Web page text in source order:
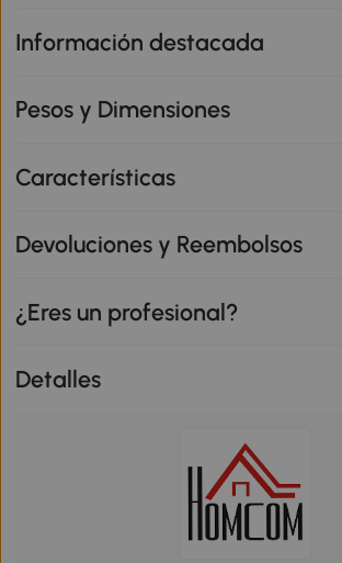
Información destacada
Pesos y Dimensiones
Características
Devoluciones y Reembolsos
¿Eres un profesional?
Detalles